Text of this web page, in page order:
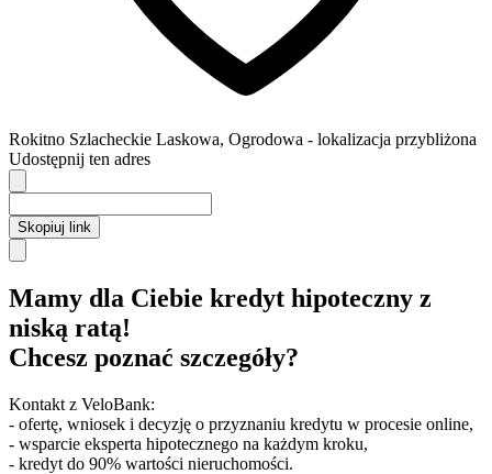
Rokitno Szlacheckie Laskowa, Ogrodowa - lokalizacja przybliżona
Udostępnij ten adres
Skopiuj link
Mamy dla Ciebie kredyt hipoteczny z
niską ratą!
Chcesz poznać szczegóły?
Kontakt z VeloBank:
- ofertę, wniosek i decyzję o przyznaniu kredytu w procesie online,
- wsparcie eksperta hipotecznego na każdym kroku,
- kredyt do 90% wartości nieruchomości.